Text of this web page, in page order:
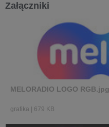
Załączniki
MELORADIO LOGO RGB.jpg
grafika 679 KB